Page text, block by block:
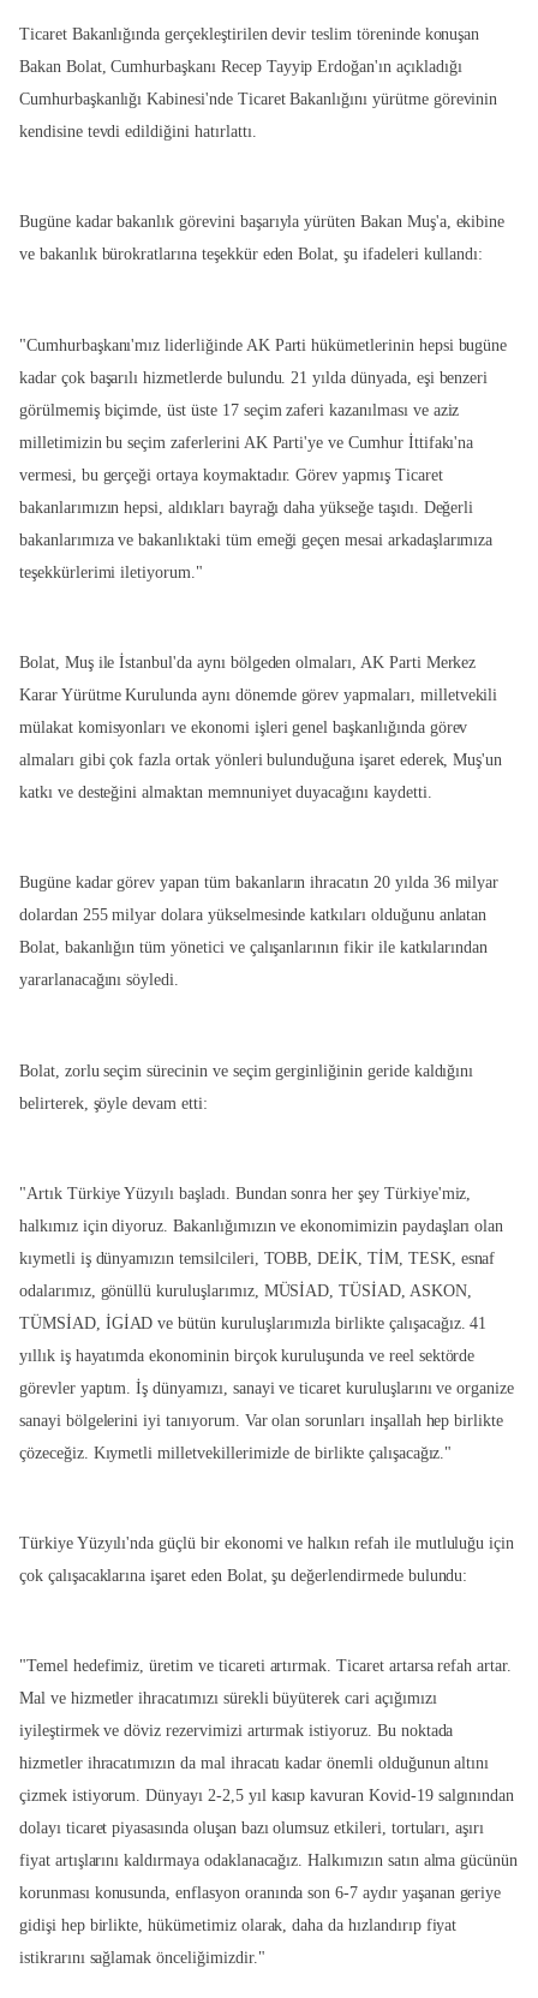
Ticaret Bakanlığında gerçekleştirilen devir teslim töreninde konuşan
Bakan Bolat, Cumhurbaşkanı Recep Tayyip Erdoğan'ın açıkladığı
Cumhurbaşkanlığı Kabinesi'nde Ticaret Bakanlığını yürütme görevinin
kendisine tevdi edildiğini hatırlattı.
Bugüne kadar bakanlık görevini başarıyla yürüten Bakan Muş'a, ekibine
ve bakanlık bürokratlarına teşekkür eden Bolat, şu ifadeleri kullandı:
"Cumhurbaşkanı'mız liderliğinde AK Parti hükümetlerinin hepsi bugüne
kadar çok başarılı hizmetlerde bulundu. 21 yılda dünyada, eşi benzeri
görülmemiş biçimde, üst üste 17 seçim zaferi kazanılması ve aziz
milletimizin bu seçim zaferlerini AK Parti'ye ve Cumhur İttifakı'na
vermesi, bu gerçeği ortaya koymaktadır. Görev yapmış Ticaret
bakanlarımızın hepsi, aldıkları bayrağı daha yükseğe taşıdı. Değerli
bakanlarımıza ve bakanlıktaki tüm emeği geçen mesai arkadaşlarımıza
teşekkürlerimi iletiyorum."
Bolat, Muş ile İstanbul'da aynı bölgeden olmaları, AK Parti Merkez
Karar Yürütme Kurulunda aynı dönemde görev yapmaları, milletvekili
mülakat komisyonları ve ekonomi işleri genel başkanlığında görev
almaları gibi çok fazla ortak yönleri bulunduğuna işaret ederek, Muş'un
katkı ve desteğini almaktan memnuniyet duyacağını kaydetti.
Bugüne kadar görev yapan tüm bakanların ihracatın 20 yılda 36 milyar
dolardan 255 milyar dolara yükselmesinde katkıları olduğunu anlatan
Bolat, bakanlığın tüm yönetici ve çalışanlarının fikir ile katkılarından
yararlanacağını söyledi.
Bolat, zorlu seçim sürecinin ve seçim gerginliğinin geride kaldığını
belirterek, şöyle devam etti:
"Artık Türkiye Yüzyılı başladı. Bundan sonra her şey Türkiye'miz,
halkımız için diyoruz. Bakanlığımızın ve ekonomimizin paydaşları olan
kıymetli iş dünyamızın temsilcileri, TOBB, DEİK, TİM, TESK, esnaf
odalarımız, gönüllü kuruluşlarımız, MÜSİAD, TÜSİAD, ASKON,
TÜMSİAD, İGİAD ve bütün kuruluşlarımızla birlikte çalışacağız. 41
yıllık iş hayatımda ekonominin birçok kuruluşunda ve reel sektörde
görevler yaptım. İş dünyamızı, sanayi ve ticaret kuruluşlarını ve organize
sanayi bölgelerini iyi tanıyorum. Var olan sorunları inşallah hep birlikte
çözeceğiz. Kıymetli milletvekillerimizle de birlikte çalışacağız."
Türkiye Yüzyılı'nda güçlü bir ekonomi ve halkın refah ile mutluluğu için
çok çalışacaklarına işaret eden Bolat, şu değerlendirmede bulundu:
"Temel hedefimiz, üretim ve ticareti artırmak. Ticaret artarsa refah artar.
Mal ve hizmetler ihracatımızı sürekli büyüterek cari açığımızı
iyileştirmek ve döviz rezervimizi artırmak istiyoruz. Bu noktada
hizmetler ihracatımızın da mal ihracatı kadar önemli olduğunun altını
çizmek istiyorum. Dünyayı 2-2,5 yıl kasıp kavuran Kovid-19 salgınından
dolayı ticaret piyasasında oluşan bazı olumsuz etkileri, tortuları, aşırı
fiyat artışlarını kaldırmaya odaklanacağız. Halkımızın satın alma gücünün
korunması konusunda, enflasyon oranında son 6-7 aydır yaşanan geriye
gidişi hep birlikte, hükümetimiz olarak, daha da hızlandırıp fiyat
istikrarını sağlamak önceliğimizdir."